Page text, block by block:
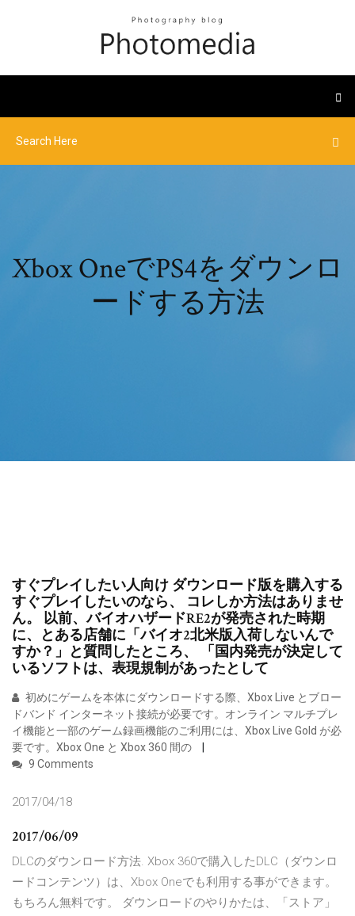
Xbox OneでPS4をダウンロ
ードする方法
すぐプレイしたい人向け ダウンロード版を購入する
すぐプレイしたいのなら、 コレしか方法はありませ
ん。 以前、バイオハザードRE2が発売された時期
に、とある店舗に「バイオ2北米版入荷しないんで
すか？」と質問したところ、 「国内発売が決定して
いるソフトは、表現規制があったとして
初めにゲームを本体にダウンロードする際、Xbox Live とブロー
ドバンド インターネット接続が必要です。オンライン マルチプレ
イ機能と一部のゲーム録画機能のご利用には、Xbox Live Gold が必
要です。Xbox One と Xbox 360 間の
9 Comments
2017/04/18
2017/06/09
DLCのダウンロード方法. Xbox 360で購入したDLC（ダウンロ
ードコンテンツ）は、Xbox Oneでも利用する事ができます。
もちろん無料です。 ダウンロードのやりかたは、「ストア」